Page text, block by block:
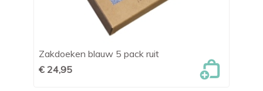
Zakdoeken blauw 5 pack ruit
€ 24,95